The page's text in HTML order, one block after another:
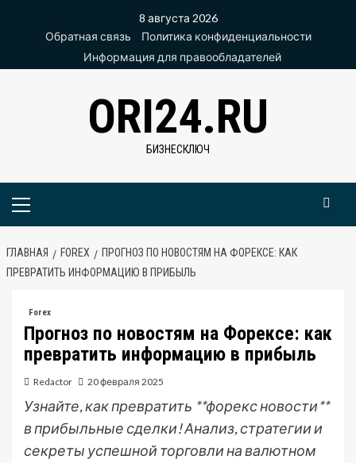
содержимому
8 августа 2026
Обратная связь
Политика конфиденциальности
Информация для правообладателей
ORI24.RU
БИЗНЕСКЛЮЧ
Основное
ГЛАВНАЯ FOREX
ПРОГНОЗ ПО НОВОСТЯМ НА ФОРЕКСЕ: КАК
ПРЕВРАТИТЬ ИНФОРМАЦИЮ В ПРИБЫЛЬ
Forex
Прогноз по новостям на Форексе: как
превратить информацию в прибыль
Redactor 20 февраля 2025
Узнайте, как превратить **форекс новости**
в прибыльные сделки! Анализ, стратегии и
секреты успешной торговли на валютном